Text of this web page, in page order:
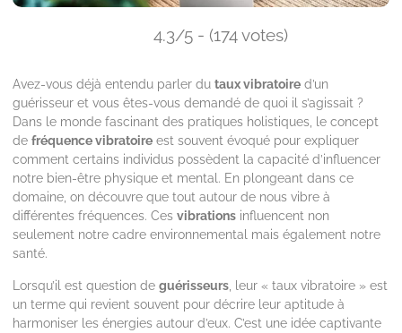
4.3/5 - (174 votes)
Avez-vous déjà entendu parler du taux vibratoire d’un
guérisseur et vous êtes-vous demandé de quoi il s’agissait ?
Dans le monde fascinant des pratiques holistiques, le concept
de fréquence vibratoire est souvent évoqué pour expliquer
comment certains individus possèdent la capacité d’influencer
notre bien-être physique et mental. En plongeant dans ce
domaine, on découvre que tout autour de nous vibre à
différentes fréquences. Ces vibrations influencent non
seulement notre cadre environnemental mais également notre
santé.
Lorsqu’il est question de guérisseurs , leur « taux vibratoire » est
un terme qui revient souvent pour décrire leur aptitude à
harmoniser les énergies autour d’eux. C’est une idée captivante